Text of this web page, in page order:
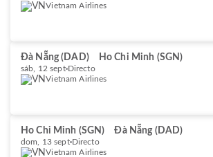
Vietnam Airlines
Đà Nẵng (DAD) Ho Chi Minh (SGN)
sáb, 12 sept Directo
Vietnam Airlines
Ho Chi Minh (SGN) Đà Nẵng (DAD)
dom, 13 sept Directo
Vietnam Airlines